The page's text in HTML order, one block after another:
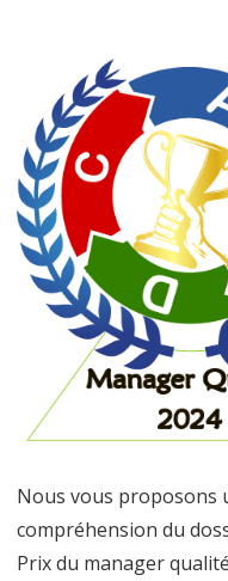
Nous vous proposons
compréhension du
Prix du manager